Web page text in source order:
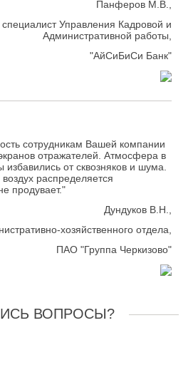
Панферов М.В.,
Управления Кадровой и
Административной работы,
"АйСиБиСи Банк"
сотрудникам Вашей компании
отражателей. Атмосфера в
от сквозняков и шума.
распределяется
продувает."
Дундуков В.Н.,
хозяйственного отдела,
ПАО "Группа Черкизово"
ВОПРОСЫ?